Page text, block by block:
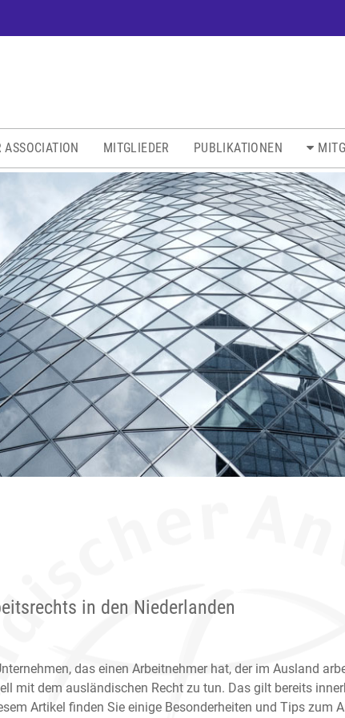
ASSOCIATION MITGLIEDER PUBLIKATIONEN
in den Niederlanden
das einen Arbeitnehmer hat, der im Ausland
mit dem ausländischen Recht zu tun. Das gilt bereits
Artikel finden Sie einige Besonderheiten und Tips zum